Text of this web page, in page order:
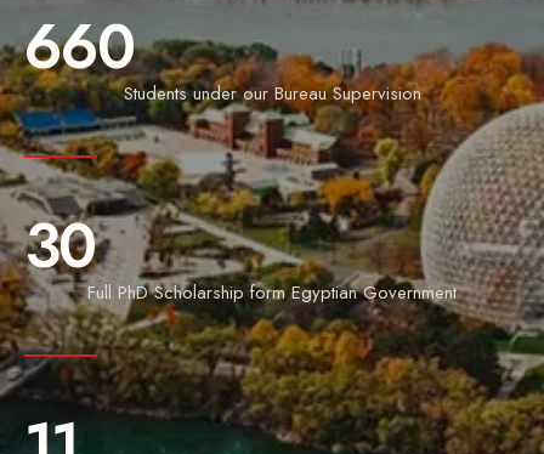
Students under our Bureau Supervision
660
Full PhD Scholarship form Egyptian Government
30